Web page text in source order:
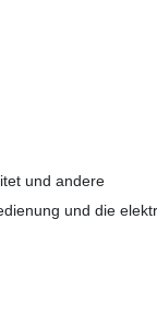
und andere
und die